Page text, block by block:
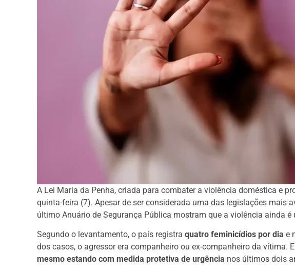
A Lei Maria da Penha, criada para combater a violência doméstica e
quinta-feira (7). Apesar de ser considerada uma das legislações mais
último Anuário de Segurança Pública mostram que a violência ainda é
Segundo o levantamento, o país registra quatro feminicídios por dia e
dos casos, o agressor era companheiro ou ex-companheiro da vítima.
mesmo estando com medida protetiva de urgência nos últimos dois